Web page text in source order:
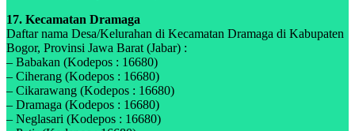
17. Kecamatan Dramaga
Daftar nama Desa/Kelurahan di Kecamatan Dramaga di Kabupaten
Bogor, Provinsi Jawa Barat (Jabar) :
– Babakan (Kodepos : 16680)
– Ciherang (Kodepos : 16680)
– Cikarawang (Kodepos : 16680)
– Dramaga (Kodepos : 16680)
– Neglasari (Kodepos : 16680)